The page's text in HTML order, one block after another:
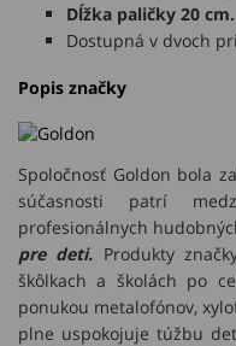
Dĺžka paličky 20 cm.
Dostupná v dvoch
Popis značky
Spoločnosť Goldon bola
súčasnosti patrí
profesionálnych
pre deti. Produkty
škôlkach a školách po
ponukou metalofónov,
plne uspokojuje túžbu